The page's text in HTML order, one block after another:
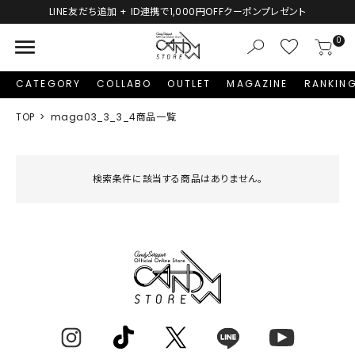
新規会員登録で1,000円分のポイントプレゼント！
menu 0
CATEGORY COLLABO OUTLET MAGAZINE
TOP maga03_3_3_4商品一覧
検索条件に該当する商品はありません。